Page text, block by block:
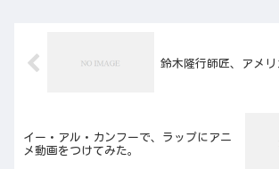
鈴木隆行師匠、アメリ
イー・アル・カンフーで、ラップにアニ
メ動画をつけてみた。